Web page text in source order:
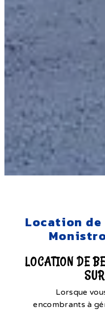
Location de
LOCATION DE
Lorsque
encombrants à